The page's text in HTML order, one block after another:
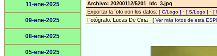
11-ene-2025
09-ene-2025
08-ene-2025
05-ene-2025
Archivo: 20200112/5201_ldc_3.jpg
Exportar la foto con los datos: [ C/Logo ] - [ S/Logo ] - [
Fotógrafo: Lucas De Ciria - [ Ver más fotos de esta